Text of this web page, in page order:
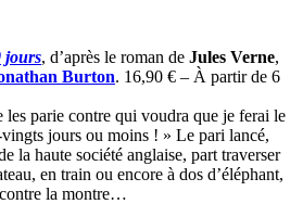
jours, d’après le roman de Jules Verne,
Burton. 16,90 € – À partir de 6
les parie contre qui voudra que je ferai le
jours ou moins ! » Le pari lancé,
la haute société anglaise, part traverser
en train ou encore à dos d’éléphant,
la montre…